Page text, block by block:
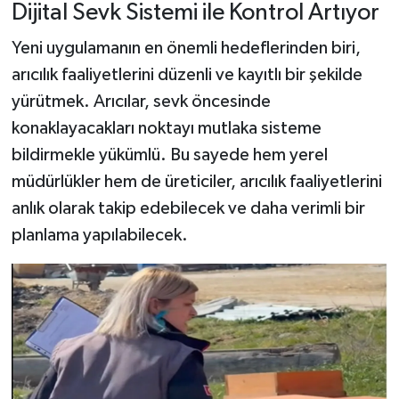
Dijital Sevk Sistemi ile Kontrol Artıyor
Yeni uygulamanın en önemli hedeflerinden biri,
arıcılık faaliyetlerini düzenli ve kayıtlı bir şekilde
yürütmek. Arıcılar, sevk öncesinde
konaklayacakları noktayı mutlaka sisteme
bildirmekle yükümlü. Bu sayede hem yerel
müdürlükler hem de üreticiler, arıcılık faaliyetlerini
anlık olarak takip edebilecek ve daha verimli bir
planlama yapılabilecek.